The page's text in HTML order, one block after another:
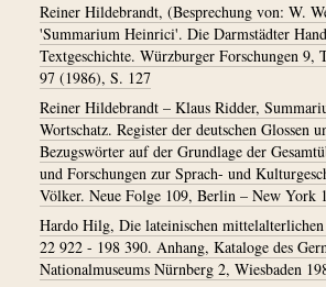
Reiner Hildebrandt, (Besprechung von: W.
'Summarium Heinrici'. Die Darmstädter
Textgeschichte. Würzburger Forschungen 9,
97 (1986), S. 127
Reiner Hildebrandt – Klaus Ridder,
Wortschatz. Register der deutschen Glossen
Bezugswörter auf der Grundlage der
und Forschungen zur Sprach- und
Völker. Neue Folge 109, Berlin – New York
Hardo Hilg, Die lateinischen
22 922 - 198 390. Anhang, Kataloge des
Nationalmuseums Nürnberg 2, Wiesbaden